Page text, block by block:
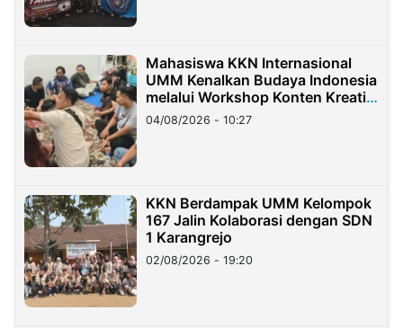
Mahasiswa KKN Internasional
UMM Kenalkan Budaya Indonesia
melalui Workshop Konten Kreatif
di Taiwan
04/08/2026 - 10:27
KKN Berdampak UMM Kelompok
167 Jalin Kolaborasi dengan SDN
1 Karangrejo
02/08/2026 - 19:20